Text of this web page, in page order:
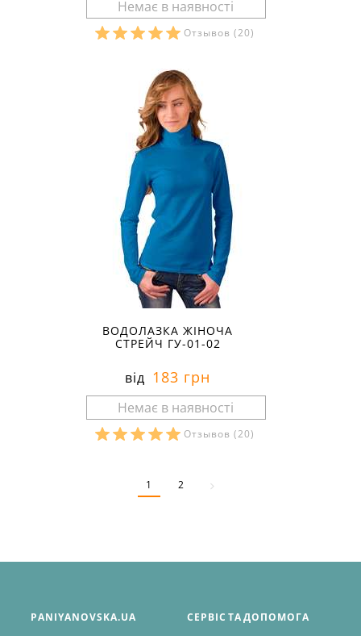
Отзывов (20)
ВОДОЛАЗКА ЖІНОЧА
СТРЕЙЧ ГУ-01-02
від 183 грн
Отзывов (20)
1 2
PANIYANOVSKA.UA СЕРВІС ТА ДОПОМОГА